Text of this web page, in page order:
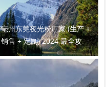
亳州东莞夜光粉厂家 (生产 +
销售 + 定制) 2024 最全攻
略！